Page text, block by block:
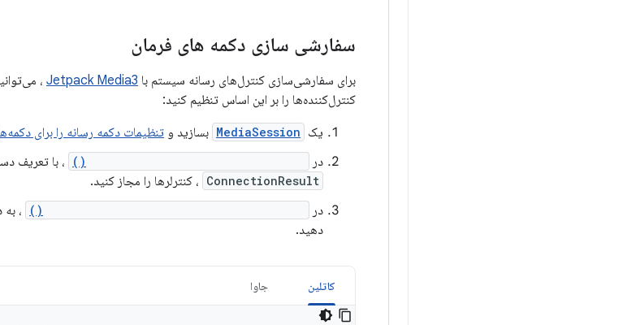
سفارشی سازی دکمه های فرمان
برای سفارشی‌سازی کنترل‌های رسانه سیستم با Jetpack Media3 ،
کنترل‌کننده‌ها را بر این اساس تنظیم کنید:
یک MediaSession بسازید و تنظیمات دکمه رسانه را برای
در
، با تعریف
ConnectionResult ، کنترلرها را مجاز کنید.
در
،
دهید.
کاتلین جاوا